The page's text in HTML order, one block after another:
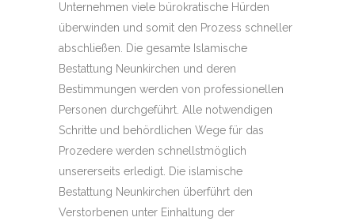
Unternehmen viele bürokratische Hürden
überwinden und somit den Prozess schneller
abschließen. Die gesamte Islamische
Bestattung Neunkirchen und deren
Bestimmungen werden von professionellen
Personen durchgeführt. Alle notwendigen
Schritte und behördlichen Wege für das
Prozedere werden schnellstmöglich
unsererseits erledigt. Die islamische
Bestattung Neunkirchen überführt den
Verstorbenen unter Einhaltung der